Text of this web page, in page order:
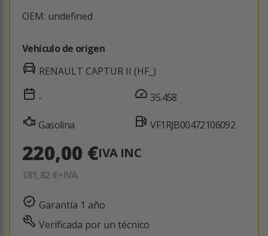
OEM: undefined
Vehículo de origen
RENAULT CAPTUR II (HF_)
-
Gasolina
35.458
VF1RJB00472106092
220,00 €IVA INC
181,82 €+IVA
Garantía 1 año
Verificada por un técnico